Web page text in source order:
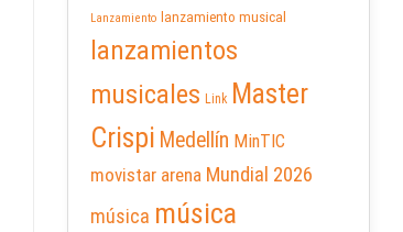
Lanzamiento
lanzamiento musical
lanzamientos
musicales Link Master
Crispi Medellín MinTIC
movistar arena Mundial 2026
música música